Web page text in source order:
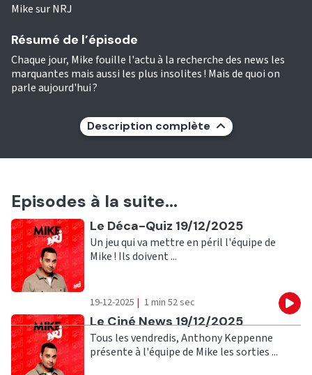
Mike sur NRJ
Résumé de l’épisode
Chaque jour, Mike fouille l'actu à la recherche des news les
marquantes mais aussi les plus insolites ! Mais de quoi on
parle aujourd'hui ?
Description complète
Episodes à la suite...
Ecouter
Le Déca-Quiz 19/12/2025
Un jeu qui va mettre en péril l'équipe de
Mike ! Ils doivent ...
19-12-2025 | 1 min 52 sec
Ecouter
Le Ciné News 19/12/2025
Tous les vendredis, Anthony Keppenne
présente à l'équipe de Mike les sorties ...